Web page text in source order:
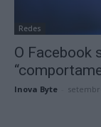
Redes
O Facebook
Inova Byte